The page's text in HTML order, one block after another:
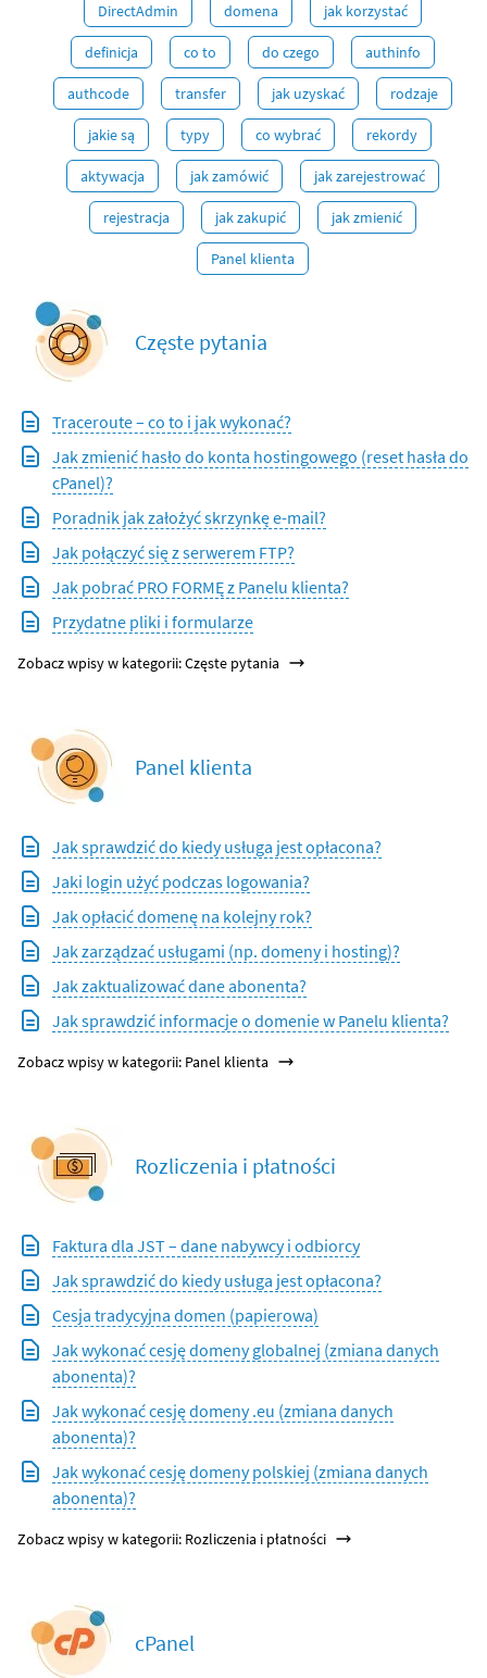
DirectAdmin domena jak korzystać
definicja co to do czego authinfo
authcode transfer jak uzyskać rodzaje
jakie są typy co wybrać rekordy
aktywacja jak zamówić jak zarejestrować
rejestracja jak zakupić jak zmienić
Panel klienta
Częste pytania
Traceroute – co to i jak wykonać?
Jak zmienić hasło do konta hostingowego (reset hasła do
cPanel)?
Poradnik jak założyć skrzynkę e-mail?
Jak połączyć się z serwerem FTP?
Jak pobrać PRO FORMĘ z Panelu klienta?
Przydatne pliki i formularze
Zobacz wpisy w kategorii: Częste pytania
Panel klienta
Jak sprawdzić do kiedy usługa jest opłacona?
Jaki login użyć podczas logowania?
Jak opłacić domenę na kolejny rok?
Jak zarządzać usługami (np. domeny i hosting)?
Jak zaktualizować dane abonenta?
Jak sprawdzić informacje o domenie w Panelu klienta?
Zobacz wpisy w kategorii: Panel klienta
Rozliczenia i płatności
Faktura dla JST – dane nabywcy i odbiorcy
Jak sprawdzić do kiedy usługa jest opłacona?
Cesja tradycyjna domen (papierowa)
Jak wykonać cesję domeny globalnej (zmiana danych
abonenta)?
Jak wykonać cesję domeny .eu (zmiana danych
abonenta)?
Jak wykonać cesję domeny polskiej (zmiana danych
abonenta)?
Zobacz wpisy w kategorii: Rozliczenia i płatności
cPanel